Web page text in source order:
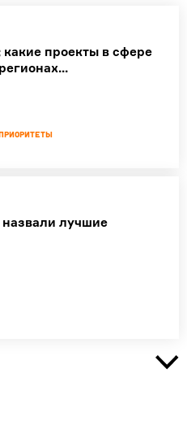
проекты в сфере
назвали лучшие